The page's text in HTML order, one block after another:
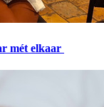
mét elkaar